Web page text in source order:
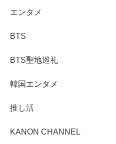
エンタメ
BTS
BTS聖地巡礼
韓国エンタメ
推し活
KANON CHANNEL